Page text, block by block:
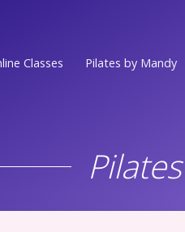
Classes Pilates by Mandy
Pilates